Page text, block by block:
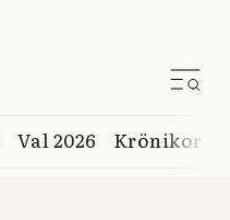
Val 2026 Krönikor